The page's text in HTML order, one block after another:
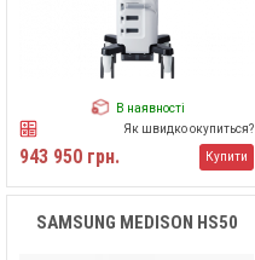
В наявності
Як швидко окупиться?
943 950 грн. Купити
SAMSUNG MEDISON HS50